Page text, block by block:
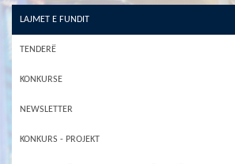
LAJMET E FUNDIT
TENDERË
KONKURSE
NEWSLETTER
KONKURS - PROJEKT